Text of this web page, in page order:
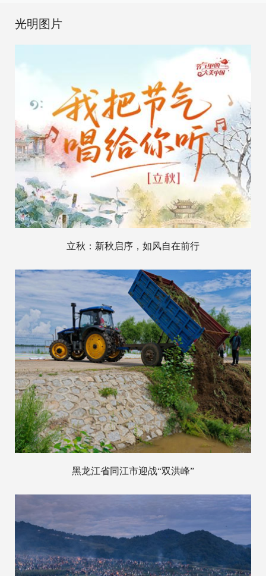
光明图片
立秋：新秋启序，如风自在前行
黑龙江省同江市迎战“双洪峰”